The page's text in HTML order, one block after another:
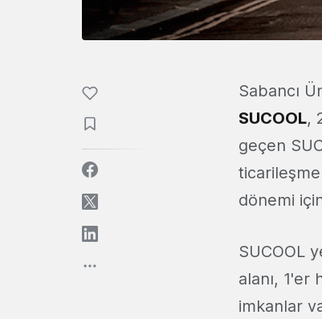
Sabancı
SUCOOL,
geçen
ticarileşme
dönemi
SUCOOL
alanı, 1'er
imkanlar